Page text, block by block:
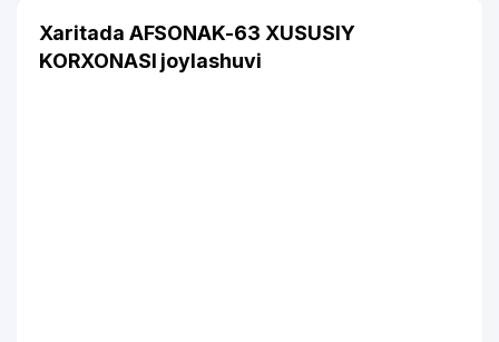
Xaritada AFSONAK-63 XUSUSIY
KORXONASI joylashuvi